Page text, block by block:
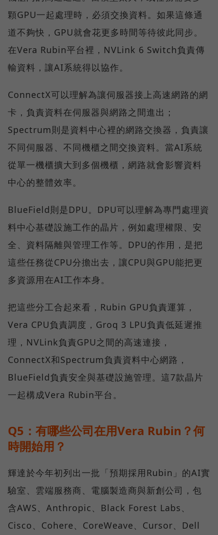
顆GPU一起處理時，必須交換資料。如果這條通
道不夠快，GPU就會花更多時間等待彼此同步。
在Vera Rubin平台裡，NVLink 6 Switch負責傳
輸資料，讓AI系統得以協作。
ConnectX可以理解為讓伺服器接上高速網路的網
卡，負責資料在伺服器與網路之間進出；
Spectrum則是資料中心裡的網路交換器，負責讓
不同伺服器、不同機櫃之間交換資料。當AI系統
從單一機櫃擴大到多個機櫃，網路就會影響資料
中心的整體效率。
BlueField則是DPU。DPU可以理解為專門處理資
料中心基礎設施工作的晶片，例如處理權限、安
全、資料隔離與管理工作等。DPU的作用，是把
這些任務從CPU分擔出去，讓CPU與GPU能把更
多資源用在AI工作本身。
把這些分工合起來看，Rubin GPU負責運算，
Vera CPU負責調度，Groq 3 LPU負責低延遲推
理，NVLink負責GPU之間的高速連接，
ConnectX和Spectrum負責資料中心網路，
BlueField負責安全與基礎設施管理。這7款晶片
一起構成Vera Rubin平台。
Q5：有哪些公司在用Vera Rubin？何
時開始用？
輝達於今年初列出一批「預期採用Rubin」的AI實
驗室、雲端服務商、電腦製造商與新創公司，包
含AWS、Anthropic、Black Forest Labs、
Cisco、Cohere、CoreWeave、Cursor、Dell